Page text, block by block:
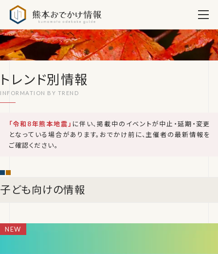
トレンド別情報
「令和8年熊本地震」 に伴い、掲載中のイベントが中止・延期・変更
となっている場合があります。おでかけ前に、主催者の最新情報を
ご確認ください。
子ども向けの情報